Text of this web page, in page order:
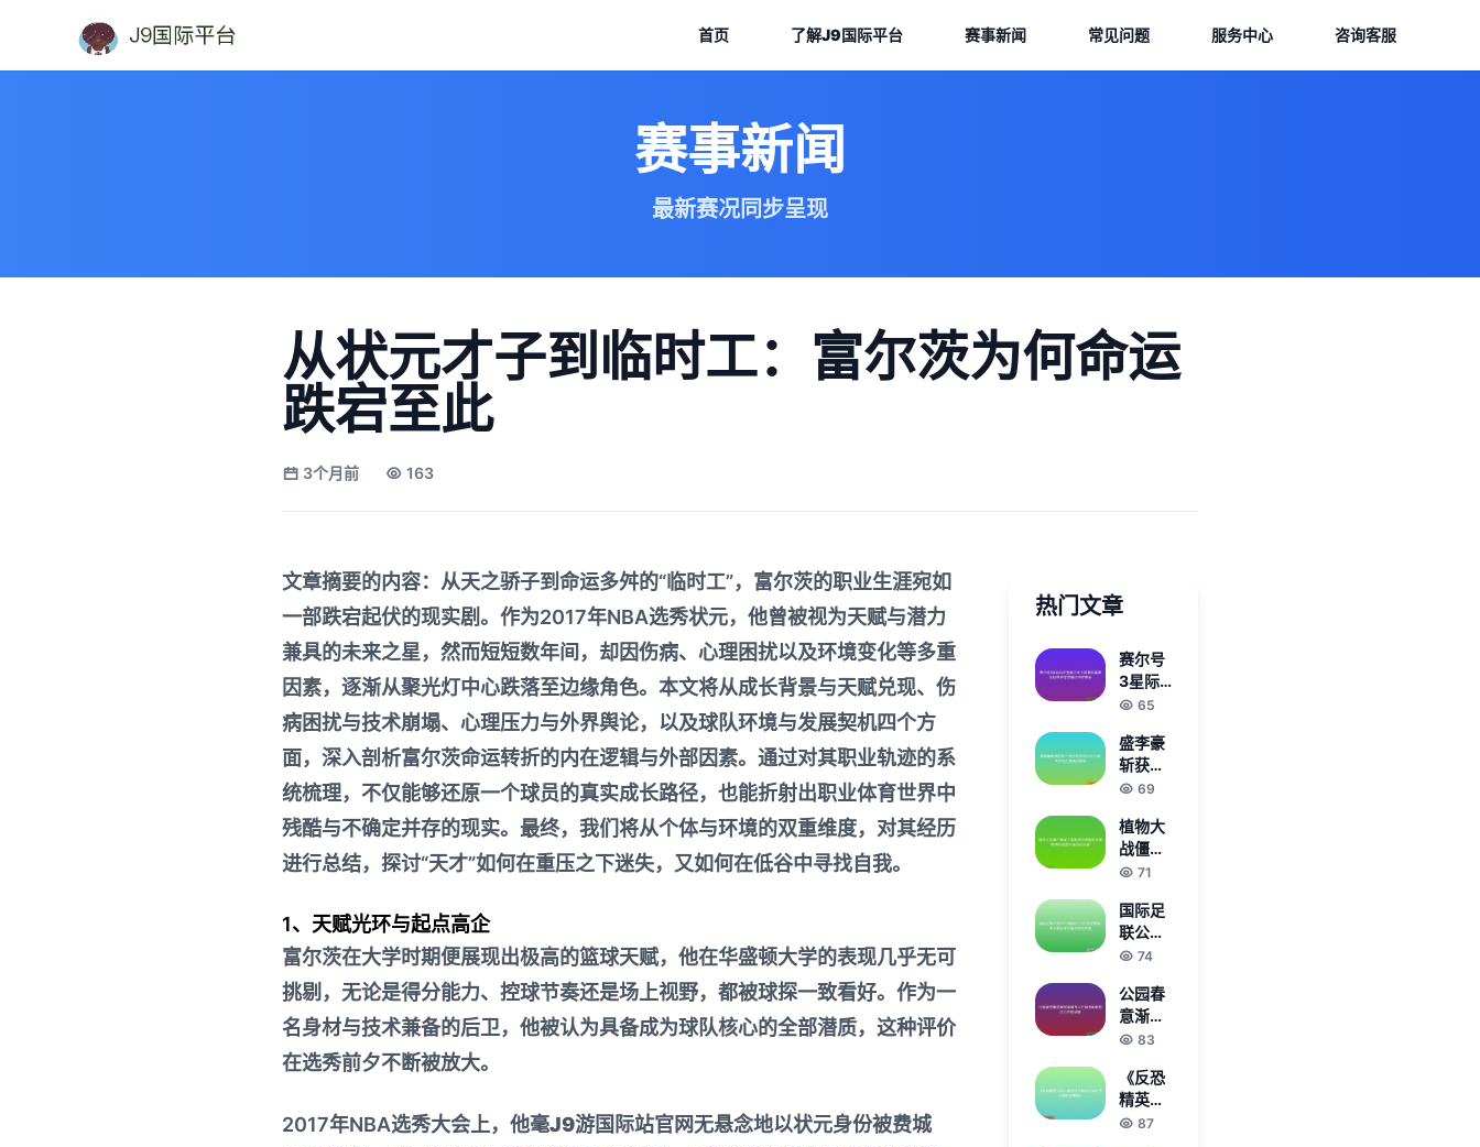
首页 了解J9国际平台 赛事新闻 常见问题 服务中心 咨询客服
赛事新闻
最新赛况同步呈现
从状元才子到临时工：富尔茨为何命运
跌宕至此
3个月前 163
文章摘要的内容：从天之骄子到命运多舛的“临时工”，富尔茨的职业生涯宛如
一部跌宕起伏的现实剧。作为2017年NBA选秀状元，他曾被视为天赋与潜力
兼具的未来之星，然而短短数年间，却因伤病、心理困扰以及环境变化等多重
因素，逐渐从聚光灯中心跌落至边缘角色。本文将从成长背景与天赋兑现、伤
病困扰与技术崩塌、心理压力与外界舆论，以及球队环境与发展契机四个方
面，深入剖析富尔茨命运转折的内在逻辑与外部因素。通过对其职业轨迹的系
统梳理，不仅能够还原一个球员的真实成长路径，也能折射出职业体育世界中
残酷与不确定并存的现实。最终，我们将从个体与环境的双重维度，对其经历
进行总结，探讨“天才”如何在重压之下迷失，又如何在低谷中寻找自我。
1、天赋光环与起点高企
富尔茨在大学时期便展现出极高的篮球天赋，他在华盛顿大学的表现几乎无可
挑剔，无论是得分能力、控球节奏还是场上视野，都被球探一致看好。作为一
名身材与技术兼备的后卫，他被认为具备成为球队核心的全部潜质，这种评价
在选秀前夕不断被放大。
2017年NBA选秀大会上，他毫J9游国际站官网无悬念地以状元身份被费城
热门文章
赛尔号
3星际
远征觉
全新冒
险篇章
星际守
耀回归
传奇录
65
盛李豪
斩获射
击世界
纳达站
10米气
步枪金
辉煌
69
植物大
战僵尸
安卓全
深度解
析与策
略进阶
面体验
分享
71
国际足
联公布
2013
会杯初
步赛程
各大球
角逐揭
开序幕
74
公园春
意渐浓
晨光里
忙碌身
影映照
活力四
83
《反恐
精英
Online
87